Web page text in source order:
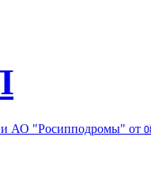
АО "Росипподромы" от